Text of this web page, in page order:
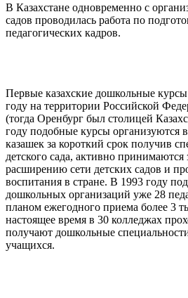
В Казахстане одновременно с
садов проводилась работа по
педагогических кадров.
Первые казахские дошкольные
году на территории Российской
(тогда Оренбург был столицей
году подобные курсы организуются
казашек за короткий срок получив
детского сада, активно принимаются
расширению сети детских садов и
воспитания в стране. В 1993 году
дошкольных организаций уже 28
планом ежегодного приема более 3
настоящее время в 30 колледжах
получают дошкольные
учащихся.